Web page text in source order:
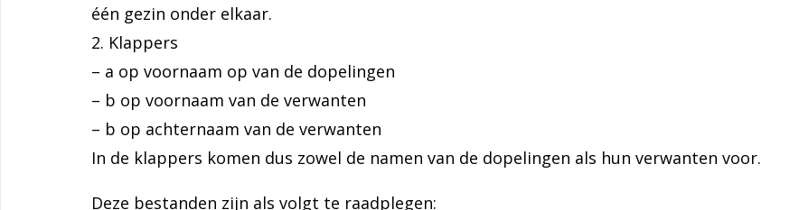
één gezin onder elkaar.
2. Klappers
– a op voornaam op van de dopelingen
– b op voornaam van de verwanten
– b op achternaam van de verwanten
In de klappers komen dus zowel de namen van de dopelingen als hun verwanten voor.
Deze bestanden zijn als volgt te raadplegen: